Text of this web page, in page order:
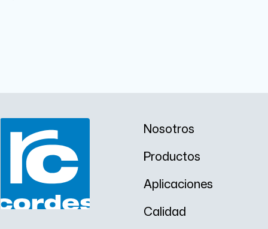
Nosotros
Productos
Aplicaciones
Calidad